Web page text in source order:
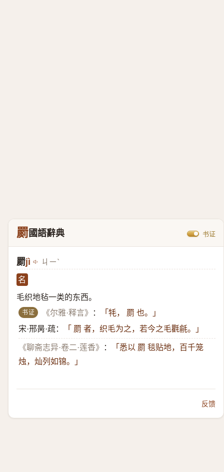
罽國語辭典 书证
罽jì ㄐㄧˋ
名
毛织地毡一类的东西。
书证 《尔雅·释言》 ：
「牦， 罽 也。」
宋·邢昺·疏：
「 罽 者，织毛为之，若今之毛氍毹。」
《聊斋志异·卷二·莲香》 ：
「悉以 罽 毯贴地，百千笼
烛，灿列如锦。」
反馈